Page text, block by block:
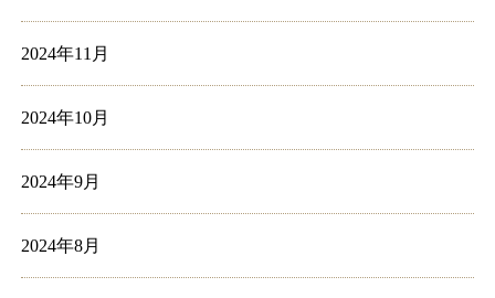
2024年11月
2024年10月
2024年9月
2024年8月